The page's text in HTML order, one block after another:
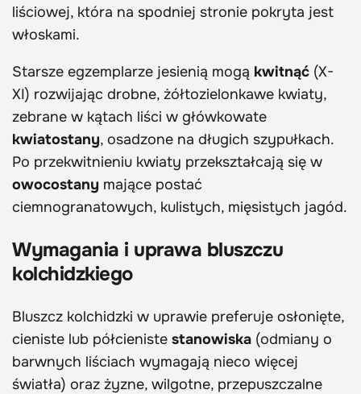
liściowej, która na spodniej stronie pokryta jest
włoskami.
Starsze egzemplarze jesienią mogą kwitnąć (X-
XI) rozwijając drobne, żółtozielonkawe kwiaty,
zebrane w kątach liści w główkowate
kwiatostany, osadzone na długich szypułkach.
Po przekwitnieniu kwiaty przekształcają się w
owocostany mające postać
ciemnogranatowych, kulistych, mięsistych jagód.
Wymagania i uprawa bluszczu
kolchidzkiego
Bluszcz kolchidzki w uprawie preferuje osłonięte,
cieniste lub półcieniste stanowiska (odmiany o
barwnych liściach wymagają nieco więcej
światła) oraz żyzne, wilgotne, przepuszczalne